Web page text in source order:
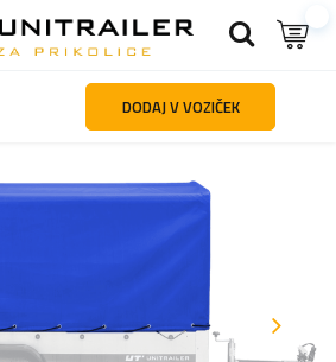
Deli in dodatna oprema za prikolice
DODAJ V VOZIČEK